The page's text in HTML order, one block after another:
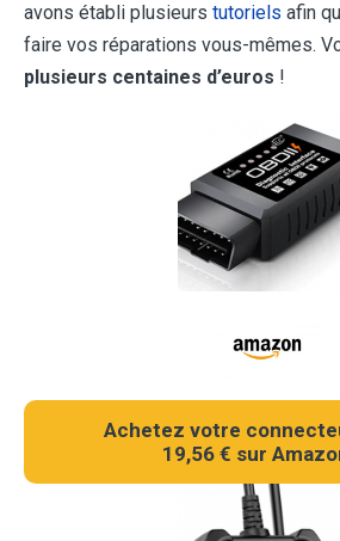
avons établi plusieurs tutoriels afin
faire vos réparations vous-mêmes.
plusieurs centaines d’euros !
Achetez votre
19,56 € sur